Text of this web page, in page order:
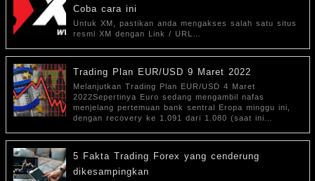
Coba cara ini
Untuk XM, pastikan anda mengakses salah satu situs
resmi XM dengan Link / URL…
Trading Plan EUR/USD 9 Maret 2022
Melanjutkan Trading Plan EUR/USD 4 Maret
2022Sepertinya Euro sedang mengambil nafas
menjelang pertemuan bank sentral Eropa minggu ini,
dengan recovery ke 1.091 dari 1.080 (saat ini…
5 Fakta Trading Forex yang cenderung
dikesampingkan